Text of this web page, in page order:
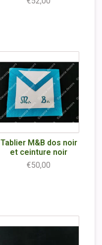
Tablier M&B dos noir
et ceinture noir
€50,00